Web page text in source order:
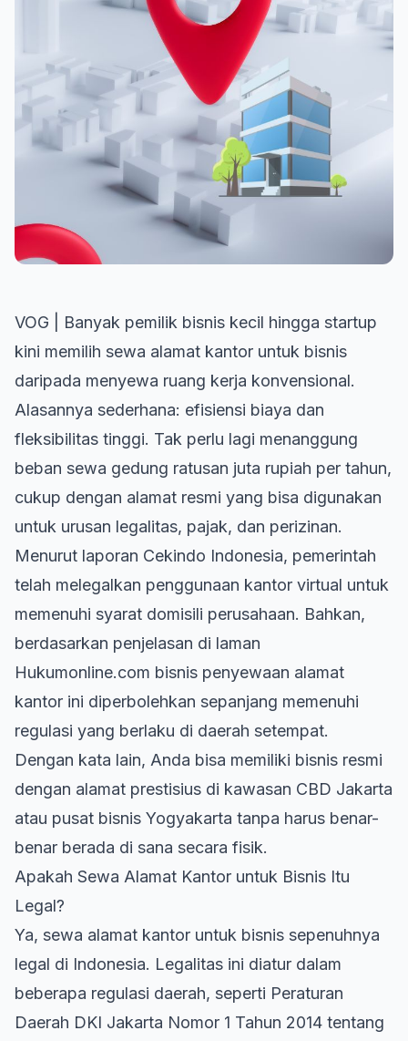
VOG | Banyak pemilik bisnis kecil hingga startup
kini memilih sewa alamat kantor untuk bisnis
daripada menyewa ruang kerja konvensional.
Alasannya sederhana: efisiensi biaya dan
fleksibilitas tinggi. Tak perlu lagi menanggung
beban sewa gedung ratusan juta rupiah per tahun,
cukup dengan alamat resmi yang bisa digunakan
untuk urusan legalitas, pajak, dan perizinan.
Menurut laporan Cekindo Indonesia, pemerintah
telah melegalkan penggunaan kantor virtual untuk
memenuhi syarat domisili perusahaan. Bahkan,
berdasarkan penjelasan di laman
Hukumonline.com bisnis penyewaan alamat
kantor ini diperbolehkan sepanjang memenuhi
regulasi yang berlaku di daerah setempat.
Dengan kata lain, Anda bisa memiliki bisnis resmi
dengan alamat prestisius di kawasan CBD Jakarta
atau pusat bisnis Yogyakarta tanpa harus benar-
benar berada di sana secara fisik.
Apakah Sewa Alamat Kantor untuk Bisnis Itu
Legal?
Ya, sewa alamat kantor untuk bisnis sepenuhnya
legal di Indonesia. Legalitas ini diatur dalam
beberapa regulasi daerah, seperti Peraturan
Daerah DKI Jakarta Nomor 1 Tahun 2014 tentang